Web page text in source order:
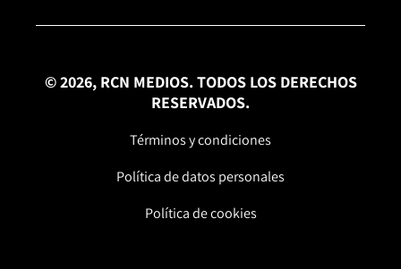
© 2026, RCN MEDIOS. TODOS LOS DERECHOS
RESERVADOS.
Términos y condiciones
Política de datos personales
Política de cookies